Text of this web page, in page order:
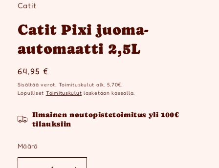
Catit
Catit Pixi juoma-
automaatti 2,5L
Normaalihinta
64,95 €
Sisältää verot. Toimituskulut alk. 5,70€.
Lopulliset Toimituskulut lasketaan kassalla.
Ilmainen noutopistetoimitus yli 100€
tilauksiin
Määrä
Määrä